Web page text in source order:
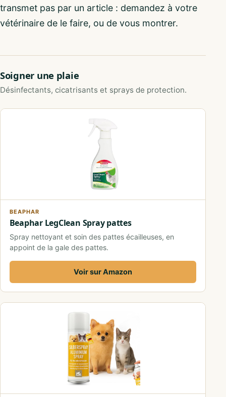
transmet pas par un article : demandez à votre
vétérinaire de le faire, ou de vous montrer.
Soigner une plaie
Désinfectants, cicatrisants et sprays de protection.
BEAPHAR
Beaphar LegClean Spray pattes
Spray nettoyant et soin des pattes écailleuses, en
appoint de la gale des pattes.
Voir sur Amazon